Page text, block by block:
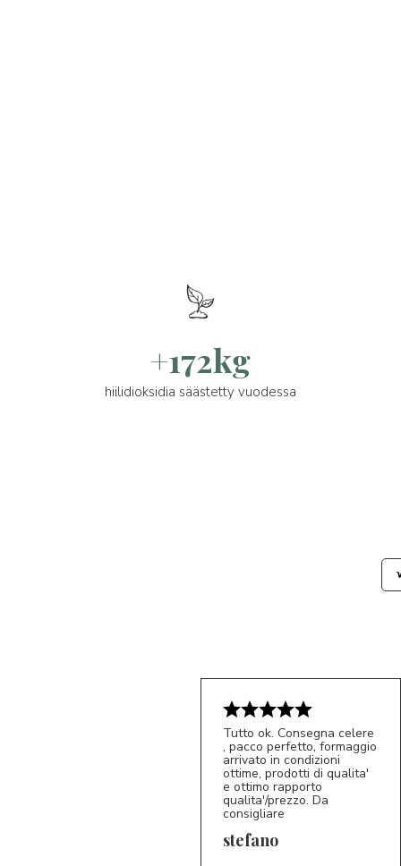
+172kg
hiilidioksidia säästetty vuodessa
S*
Tutto ok. Consegna celere
, pacco perfetto, formaggio
arrivato in condizioni
ottime, prodotti di qualita'
e ottimo rapporto
qualita'/prezzo. Da
consigliare
stefano